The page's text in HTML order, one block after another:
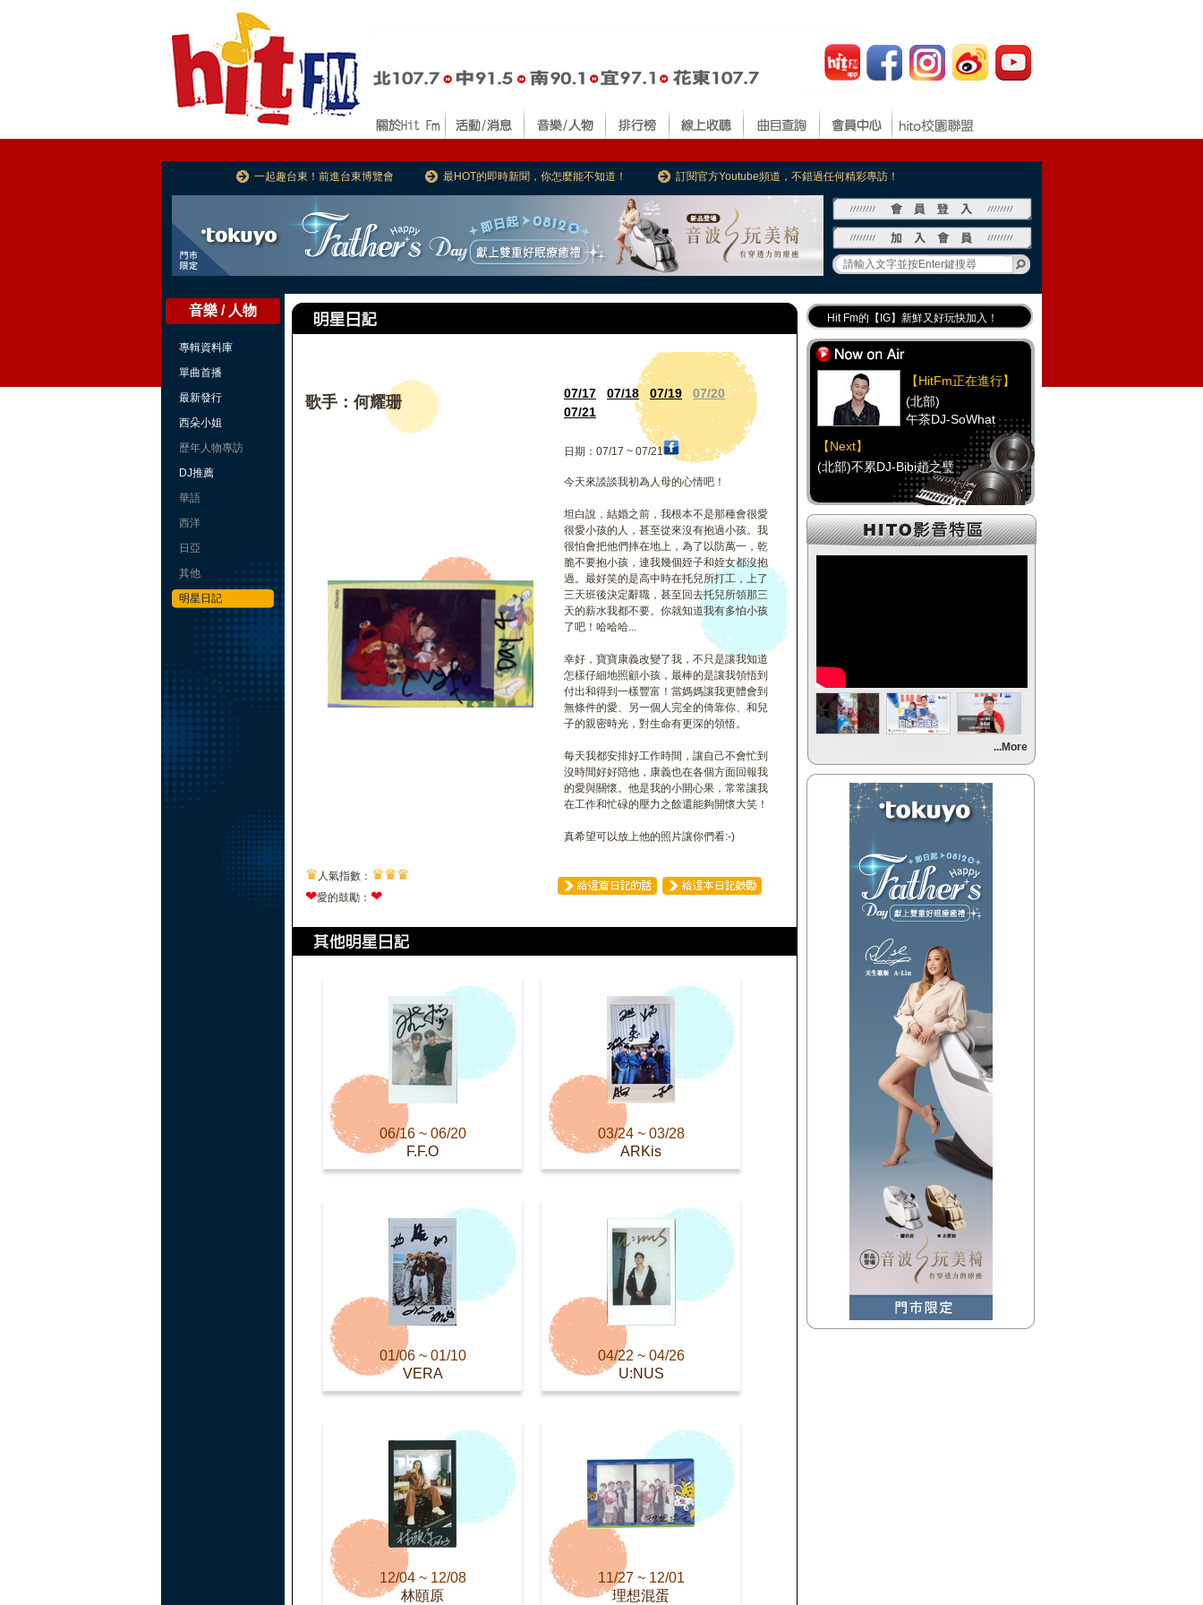
一起趣台東！前進台東博覽會 最HOT的即時新聞，你怎麼能不知道！ 訂閱官方Youtube頻道，不錯過任何精彩專訪！
音樂 / 人物
專輯資料庫
單曲首播
最新發行
西朵小姐
歷年人物專訪
DJ推薦
華語
西洋
日亞
其他
明星日記
歌手：何耀珊 07/17 07/18 07/19
07/20
07/21
日期：07/17 ~ 07/21
今天來談談我初為人母的心情吧！
坦白說，結婚之前，我根本不是那種會很愛
很愛小孩的人，甚至從來沒有抱過小孩。我
很怕會把他們摔在地上，為了以防萬一，乾
脆不要抱小孩，連我幾個姪子和姪女都沒抱
過。最好笑的是高中時在托兒所打工，上了
三天班後決定辭職，甚至回去托兒所領那三
天的薪水我都不要。你就知道我有多怕小孩
了吧！哈哈哈...
幸好，寶寶康義改變了我，不只是讓我知道
怎樣仔細地照顧小孩，最棒的是讓我領悟到
付出和得到一樣豐富！當媽媽讓我更體會到
無條件的愛、另一個人完全的倚靠你、和兒
子的親密時光，對生命有更深的領悟。
每天我都安排好工作時間，讓自己不會忙到
沒時間好好陪他，康義也在各個方面回報我
的愛與關懷。他是我的小開心果，常常讓我
在工作和忙碌的壓力之餘還能夠開懷大笑！
真希望可以放上他的照片讓你們看:-)
♛ 人氣指數： ♛♛♛
❤愛的鼓勵： ❤
06/16 ~ 06/20
F.F.O
03/24 ~ 03/28
ARKis
01/06 ~ 01/10
VERA
04/22 ~ 04/26
U:NUS
12/04 ~ 12/08
林頤原
11/27 ~ 12/01
理想混蛋
Hit Fm的【IG】新鮮又好玩快加入！
Hit Fm【FB臉書粉絲團】等你加入！
最專業《DJ推薦》好音樂千萬別錯過！
好康報報 最新優惠訊息都在這！
【HitFm正在進行】
(北部)
午茶DJ-SoWhat
【Next】
(北部)不累DJ-Bibi趙之璧
【HitFm正在進行】
(中部)
(南部)
元氣DJ-Momoko
【Next】
【HitFm正在進行】
午茶DJ-SoWhat
【Next】
(宜蘭)不累DJ-Bibi趙之璧
【HitFm正在進行】
(花東)
元氣音樂
(花東)不累DJ-Bibi趙之璧
...More